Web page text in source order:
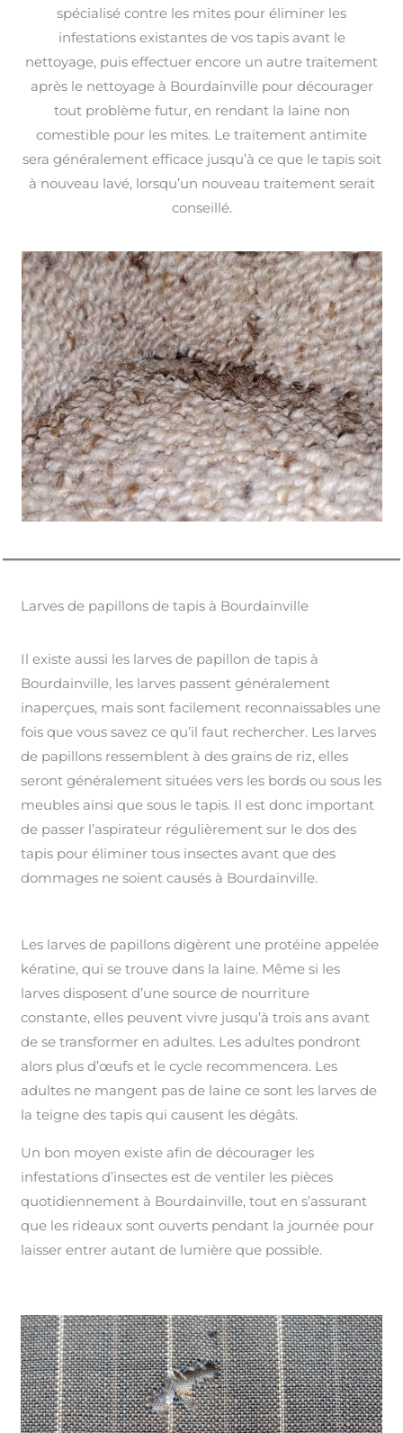
spécialisé contre les mites pour éliminer les
infestations existantes de vos tapis avant le
nettoyage, puis effectuer encore un autre traitement
après le nettoyage à Bourdainville pour décourager
tout problème futur, en rendant la laine non
comestible pour les mites. Le traitement antimite
sera généralement efficace jusqu’à ce que le tapis soit
à nouveau lavé, lorsqu’un nouveau traitement serait
conseillé.
Larves de papillons de tapis à Bourdainville
Il existe aussi les larves de papillon de tapis à
Bourdainville, les larves passent généralement
inaperçues, mais sont facilement reconnaissables une
fois que vous savez ce qu’il faut rechercher. Les larves
de papillons ressemblent à des grains de riz, elles
seront généralement situées vers les bords ou sous les
meubles ainsi que sous le tapis. Il est donc important
de passer l’aspirateur régulièrement sur le dos des
tapis pour éliminer tous insectes avant que des
dommages ne soient causés à Bourdainville.
Les larves de papillons digèrent une protéine appelée
kératine, qui se trouve dans la laine. Même si les
larves disposent d’une source de nourriture
constante, elles peuvent vivre jusqu’à trois ans avant
de se transformer en adultes. Les adultes pondront
alors plus d’œufs et le cycle recommencera. Les
adultes ne mangent pas de laine ce sont les larves de
la teigne des tapis qui causent les dégâts.
Un bon moyen existe afin de décourager les
infestations d’insectes est de ventiler les pièces
quotidiennement à Bourdainville, tout en s’assurant
que les rideaux sont ouverts pendant la journée pour
laisser entrer autant de lumière que possible.